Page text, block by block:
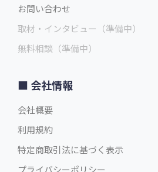
お問い合わせ
取材・インタビュー（準備中）
無料相談（準備中）
会社情報
会社概要
利用規約
特定商取引法に基づく表示
プライバシーポリシー